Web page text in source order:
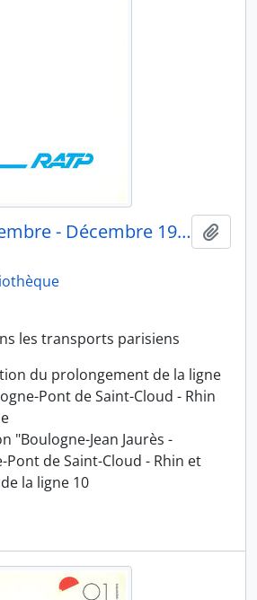
Octobre - Novembre - Décembre 1981
les transports parisiens
du prolongement de la ligne
Pont de Saint-Cloud - Rhin
"Boulogne-Jean Jaurès -
Pont de Saint-Cloud - Rhin et
la ligne 10